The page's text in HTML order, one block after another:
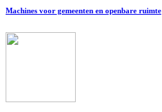
Machines voor gemeenten en openbare ruimte